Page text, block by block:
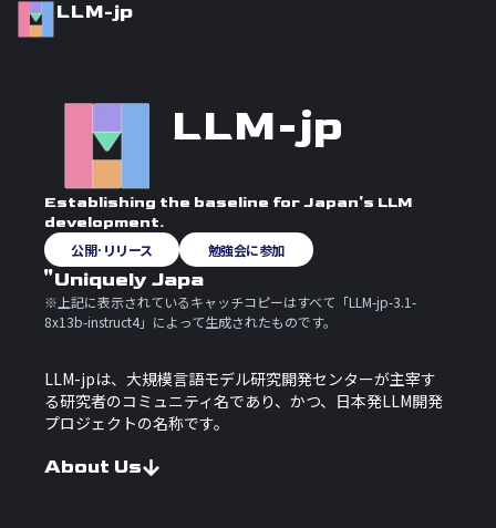
LLM-jp
LLM-jp
Establishing the baseline for Japan's LLM
development.
公開･リリース
勉強会に参加
"Uniquely Japanese," Now Inc
※上記に表示されているキャッチコピーはすべて「LLM-jp-3.1-
8x13b-instruct4」によって生成されたものです。
LLM-jpは、大規模言語モデル研究開発センターが主宰す
る研究者のコミュニティ名であり、かつ、日本発LLM開発
プロジェクトの名称です。
About Us